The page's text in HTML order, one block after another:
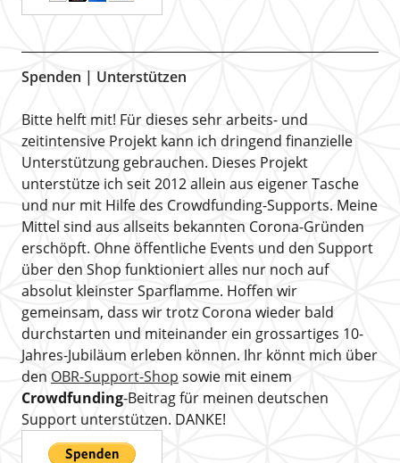
Spenden | Unterstützen
Bitte helft mit! Für dieses sehr arbeits- und
zeitintensive Projekt kann ich dringend finanzielle
Unterstützung gebrauchen. Dieses Projekt
unterstütze ich seit 2012 allein aus eigener Tasche
und nur mit Hilfe des Crowdfunding-Supports. Meine
Mittel sind aus allseits bekannten Corona-Gründen
erschöpft. Ohne öffentliche Events und den Support
über den Shop funktioniert alles nur noch auf
absolut kleinster Sparflamme. Hoffen wir
gemeinsam, dass wir trotz Corona wieder bald
durchstarten und miteinander ein grossartiges 10-
Jahres-Jubiläum erleben können. Ihr könnt mich über
den OBR-Support-Shop sowie mit einem
Crowdfunding-Beitrag für meinen deutschen
Support unterstützen. DANKE!